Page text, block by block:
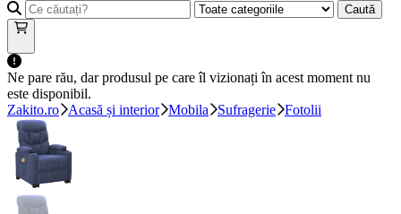
Caută
Ne pare rău, dar produsul pe care îl vizionați în acest moment nu
este disponibil.
Zakito.ro
Acasă și interior Mobila Sufragerie Fotolii